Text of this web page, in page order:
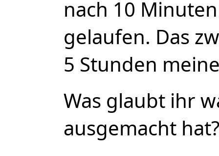
nach 10
gelaufen. Das
5 Stunden
Was glaubt ihr
ausgemacht hat?